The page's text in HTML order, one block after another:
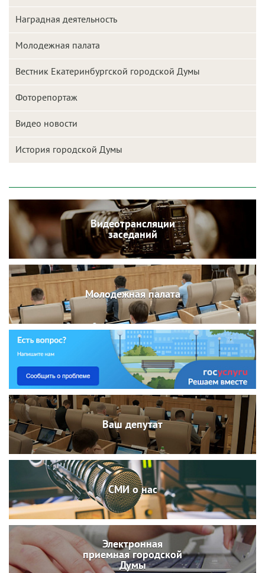
Наградная деятельность
Молодежная палата
Вестник Екатеринбургской городской Думы
Фоторепортаж
Видео новости
История городской Думы
Видеотрансляции
заседаний
Молодежная палата
Ваш депутат
СМИ о нас
Электронная
приемная городской
Думы